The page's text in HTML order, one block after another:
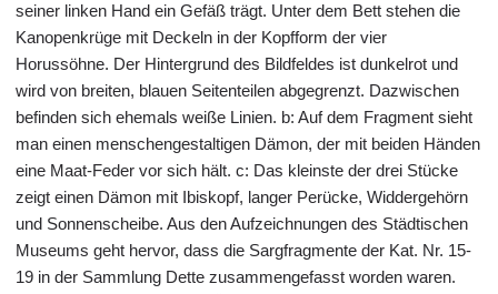
seiner linken Hand ein Gefäß trägt. Unter dem Bett stehen die
Kanopenkrüge mit Deckeln in der Kopfform der vier
Horussöhne. Der Hintergrund des Bildfeldes ist dunkelrot und
wird von breiten, blauen Seitenteilen abgegrenzt. Dazwischen
befinden sich ehemals weiße Linien. b: Auf dem Fragment sieht
man einen menschengestaltigen Dämon, der mit beiden Händen
eine Maat-Feder vor sich hält. c: Das kleinste der drei Stücke
zeigt einen Dämon mit Ibiskopf, langer Perücke, Widdergehörn
und Sonnenscheibe. Aus den Aufzeichnungen des Städtischen
Museums geht hervor, dass die Sargfragmente der Kat. Nr. 15-
19 in der Sammlung Dette zusammengefasst worden waren.